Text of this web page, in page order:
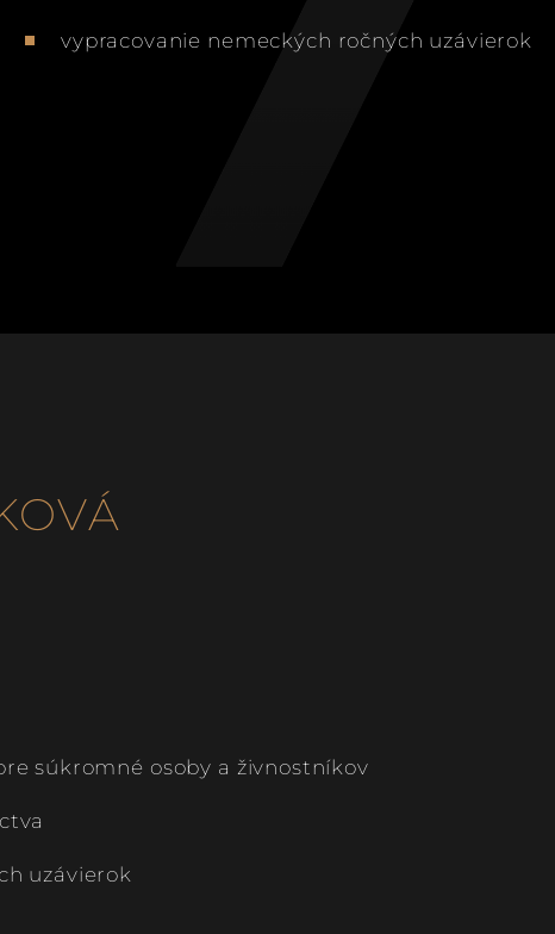
vypracovanie nemeckých ročných uzávierok
súkromné osoby a živnostníkov
uzávierok